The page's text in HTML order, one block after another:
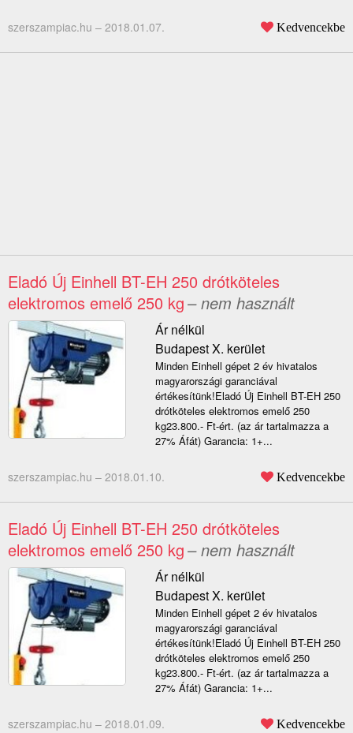
szerszampiac.hu – 2018.01.07. Kedvencekbe
Eladó Új Einhell BT-EH 250 drótköteles
elektromos emelő 250 kg– nem használt
Ár nélkül
Budapest X. kerület
Minden Einhell gépet 2 év hivatalos
magyarországi garanciával
értékesítünk!Eladó Új Einhell BT-EH 250
drótköteles elektromos emelő 250
kg23.800.- Ft-ért. (az ár tartalmazza a
27% Áfát) Garancia: 1+...
szerszampiac.hu – 2018.01.10. Kedvencekbe
Eladó Új Einhell BT-EH 250 drótköteles
elektromos emelő 250 kg– nem használt
Ár nélkül
Budapest X. kerület
Minden Einhell gépet 2 év hivatalos
magyarországi garanciával
értékesítünk!Eladó Új Einhell BT-EH 250
drótköteles elektromos emelő 250
kg23.800.- Ft-ért. (az ár tartalmazza a
27% Áfát) Garancia: 1+...
szerszampiac.hu – 2018.01.09. Kedvencekbe